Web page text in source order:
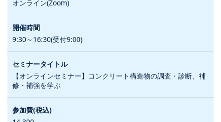
オンライン(Zoom)
9:30～16:30(受付9:00)
【オンラインセミナー】コンクリート構造物の調査・診断、補
修・補強を学ぶ